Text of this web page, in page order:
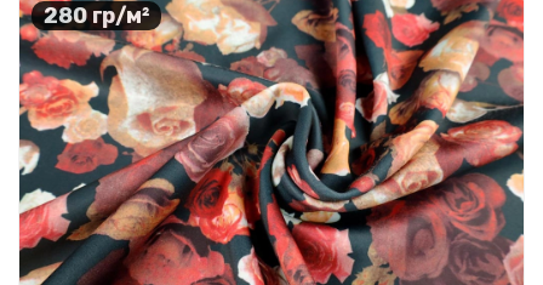
280 гр/м²